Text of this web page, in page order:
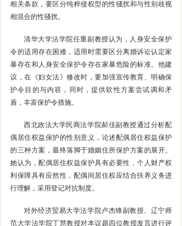
相关条款，要区分纯粹侵权型的性骚扰和与性别歧视
相混合的性骚扰。
清华大学法学院任重副教授认为，人身安全保护
令的适用存在困难，适用时需要区分离婚诉讼认定家
暴存在和人身安全保护令存在家暴危险的标准。他建
议，在《妇女法》修改时，要加强宣传教育、明确保
护令目的与内容，同时，提供软性方案尝试调和矛
盾，丰富保护令措施。
西北政法大学民商法学院郝佳副教授通过分析配
偶居住权益保护的性别意义，论述配偶居住权益保护
的三种方案，最终落脚于婚姻住所保护方案的展开。
她认为，配偶居住权益保护具有必要性，个人财产权
利保障具有应然性，配偶间居住权应结合扶养义务进
行理解，采用登记对抗制度。
对外经济贸易大学法学院卢杰锋副教授、辽宁师
范大学法学院丁慧教授对本议题四位教授发言进行评